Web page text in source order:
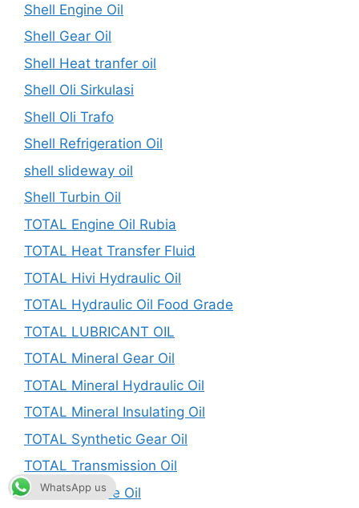
Shell Engine Oil
Shell Gear Oil
Shell Heat tranfer oil
Shell Oli Sirkulasi
Shell Oli Trafo
Shell Refrigeration Oil
shell slideway oil
Shell Turbin Oil
TOTAL Engine Oil Rubia
TOTAL Heat Transfer Fluid
TOTAL Hivi Hydraulic Oil
TOTAL Hydraulic Oil Food Grade
TOTAL LUBRICANT OIL
TOTAL Mineral Gear Oil
TOTAL Mineral Hydraulic Oil
TOTAL Mineral Insulating Oil
TOTAL Synthetic Gear Oil
TOTAL Transmission Oil
TOTAL Turbine Oil
WhatsApp us